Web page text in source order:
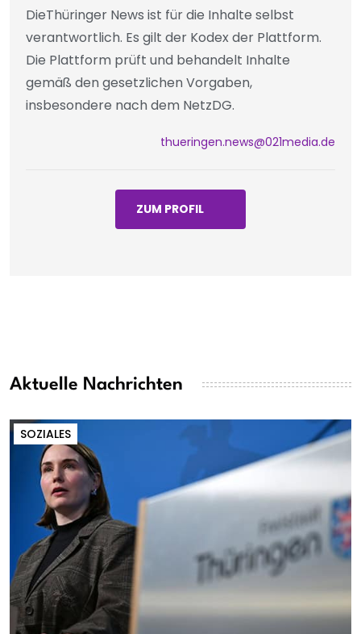
DieThüringer News ist für die Inhalte selbst
verantwortlich. Es gilt der Kodex der Plattform.
Die Plattform prüft und behandelt Inhalte
gemäß den gesetzlichen Vorgaben,
insbesondere nach dem NetzDG.
thueringen.news@021media.de
ZUM PROFIL
Aktuelle Nachrichten
SOZIALES